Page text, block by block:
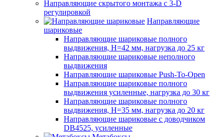
Направляющие скрытого монтажа с 3-D
регулировкой
Направляющие
шариковые
Направляющие шариковые полного
выдвижения, H=42 мм, нагрузка до 25 кг
Направляющие шариковые неполного
выдвижения
Направляющие шариковые Push-To-Open
Направляющие шариковые полного
выдвижения усиленные, нагрузка до 30 кг
Направляющие шариковые полного
выдвижения, H=35 мм, нагрузка до 20 кг
Направляющие шариковые с доводчиком
DB4525, усиленные